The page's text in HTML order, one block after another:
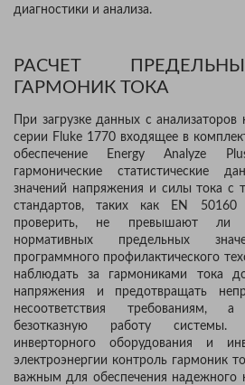
диагностики и анализа.
РАСЧЕТ
ГАРМОНИК ТОКА
При загрузке данных с анализаторов
серии Fluke 1770 входящее в
обеспечение Energy Analyze
гармонические статистические
значений напряжения и силы тока с
стандартов, таких как EN
проверить, не превышают ли
нормативных предельных
программного профилактического
наблюдать за гармониками тока
напряжения и предотвращать
несоответствия требованиям,
безотказную работу системы.
инверторного оборудования и
электроэнергии контроль гармоник
важным для обеспечения надежного